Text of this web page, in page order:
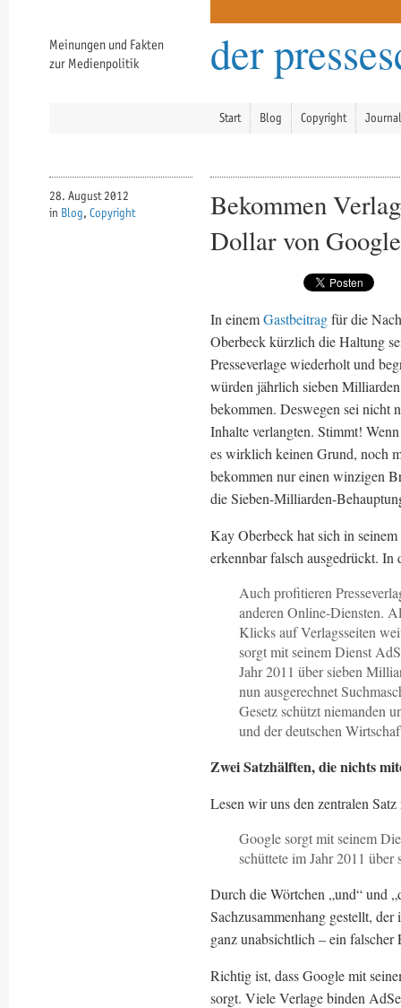
Meinungen und Fakten
zur Medienpolitik
der
Start Blog Copyright
28. August 2012
in Blog, Copyright
Bekommen
Dollar von
In einemGastbeitragfür die
Oberbeck kürzlich die Haltung
Presseverlage wiederholt und
würden jährlich sieben
bekommen. Deswegen sei nicht
Inhalte verlangten. Stimmt!
es wirklich keinen Grund, noch
bekommen nur einen winzigen
die Sieben-Milliarden-
Kay Oberbeck hat sich in
erkennbar falsch ausgedrückt. In
Auch profitieren
anderen Online-Diensten.
Klicks auf Verlagsseiten
sorgt mit seinem Dienst
Jahr 2011 über sieben
nun ausgerechnet
Gesetz schützt niemanden
und der deutschen
Zwei Satzhälften, die nichts
Lesen wir uns den zentralen
Google sorgt mit seinem
schüttete im Jahr 2011
Durch die Wörtchen „und“ und
Sachzusammenhang gestellt,
ganz unabsichtlich – ein
Richtig ist, dass Google mit
sorgt. Viele Verlage binden